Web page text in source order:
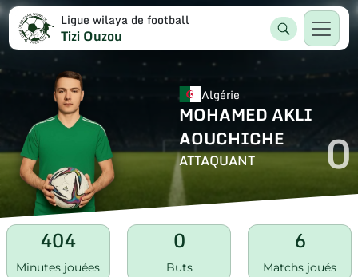
Ligue wilaya de football
Tizi Ouzou
Algérie
MOHAMED AKLI
AOUCHICHE
ATTAQUANT 0
404
Minutes jouées
0
Buts
6
Matchs joués